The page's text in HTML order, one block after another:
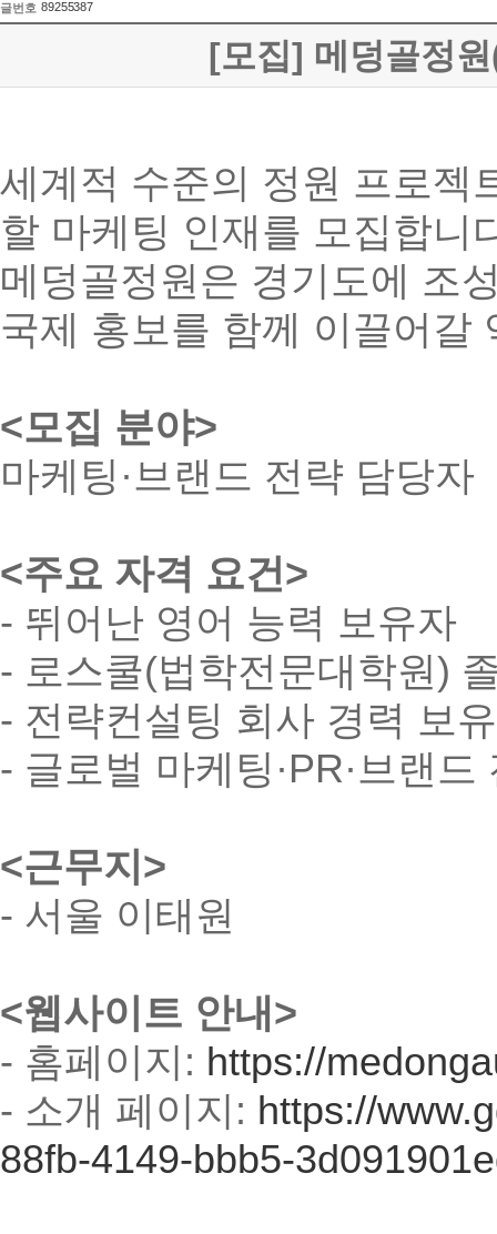
글번호 89255387
[모집] 메덩골정
세계적 수준의 정원 프로젝
할 마케팅 인재를 모집합니
메덩골정원은 경기도에 조
국제 홍보를 함께 이끌어갈
<모집 분야>
마케팅·브랜드 전략 담당자
<주요 자격 요건>
- 뛰어난 영어 능력 보유자
- 로스쿨(법학전문대학원)
- 전략컨설팅 회사 경력 보
- 글로벌 마케팅·PR·브랜
<근무지>
- 서울 이태원
<웹사이트 안내>
- 홈페이지: https://
- 소개 페이지: https://
88fb-4149-bbb5-